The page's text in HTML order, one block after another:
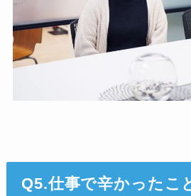
Q5.仕事で辛かったこ